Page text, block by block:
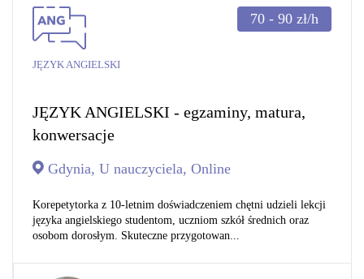
JĘZYK ANGIELSKI
70 - 90 zł/h
JĘZYK ANGIELSKI - egzaminy, matura,
konwersacje
Gdynia, U nauczyciela, Online
Korepetytorka z 10-letnim doświadczeniem chętni udzieli lekcji
języka angielskiego studentom, uczniom szkół średnich oraz
osobom dorosłym. Skuteczne przygotowan...